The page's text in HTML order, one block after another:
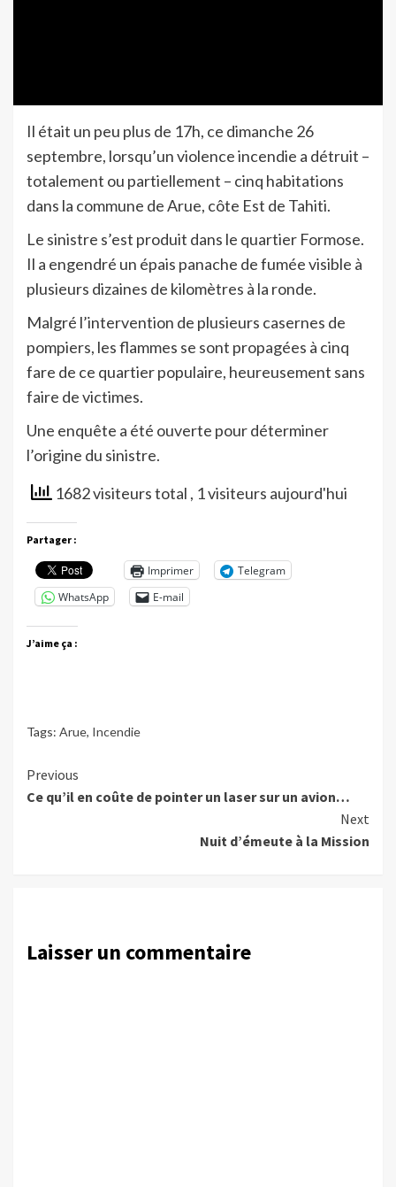
Il était un peu plus de 17h, ce dimanche 26
septembre, lorsqu’un violence incendie a détruit –
totalement ou partiellement – cinq habitations
dans la commune de Arue, côte Est de Tahiti.
Le sinistre s’est produit dans le quartier Formose.
Il a engendré un épais panache de fumée visible à
plusieurs dizaines de kilomètres à la ronde.
Malgré l’intervention de plusieurs casernes de
pompiers, les flammes se sont propagées à cinq
fare de ce quartier populaire, heureusement sans
faire de victimes.
Une enquête a été ouverte pour déterminer
l’origine du sinistre.
1682 visiteurs total , 1 visiteurs aujourd'hui
Partager :
Imprimer
Telegram
WhatsApp
E-mail
J’aime ça :
Tags: Arue, Incendie
Continue
Reading
Previous
Ce qu’il en coûte de pointer un laser sur un avion…
Next
Nuit d’émeute à la Mission
Laisser un commentaire